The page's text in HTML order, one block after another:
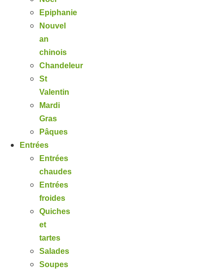
Epiphanie
Nouvel
an
chinois
Chandeleur
St
Valentin
Mardi
Gras
Pâques
Entrées
Entrées
chaudes
Entrées
froides
Quiches
et
tartes
Salades
Soupes